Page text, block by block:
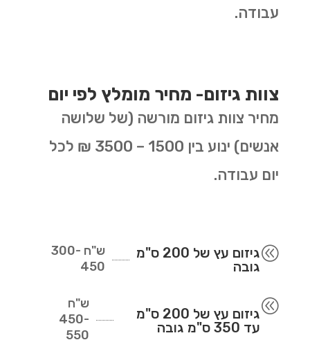
עבודה.
צוות גיזום- מחיר מומלץ לפי יום
מחיר צוות גיזום מורשה (של שלושה
אנשים) ינוע בין 1500 – 3500 ₪ לכל
יום עבודה.
@
גיזום עץ של 200 ס"מ
גובה
ש"ח 300-
450
@
גיזום עץ של 200 ס"מ
עד 350 ס"מ גובה
ש"ח
450-
550